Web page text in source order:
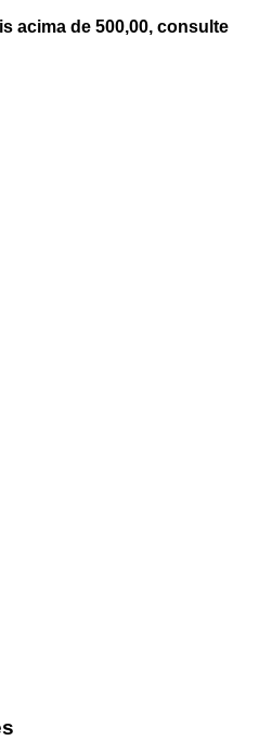
acima de 500,00, consulte